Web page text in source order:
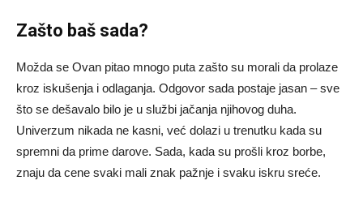
Zašto baš sada?
Možda se Ovan pitao mnogo puta zašto su morali da prolaze
kroz iskušenja i odlaganja. Odgovor sada postaje jasan – sve
što se dešavalo bilo je u službi jačanja njihovog duha.
Univerzum nikada ne kasni, već dolazi u trenutku kada su
spremni da prime darove. Sada, kada su prošli kroz borbe,
znaju da cene svaki mali znak pažnje i svaku iskru sreće.